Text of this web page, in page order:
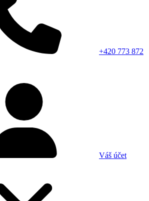
+420 773 872
Váš účet